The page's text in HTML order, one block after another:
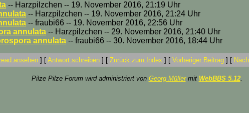
-- Harzpilzchen -- 19. November 2016, 21:19 Uhr
-- Harzpilzchen -- 19. November 2016, 21:24 Uhr
-- fraubi66 -- 19. November 2016, 22:56 Uhr
annulata -- Harzpilzchen -- 29. November 2016, 21:40 Uhr
annulata -- fraubi66 -- 30. November 2016, 18:44 Uhr
ansehen] [ Antwort schreiben] [ Zurück zum Index ] [ Vorheriger Beitrag] [
Pilze Pilze Forum wird administriert von Georg Müllermit WebBBS 5.12.